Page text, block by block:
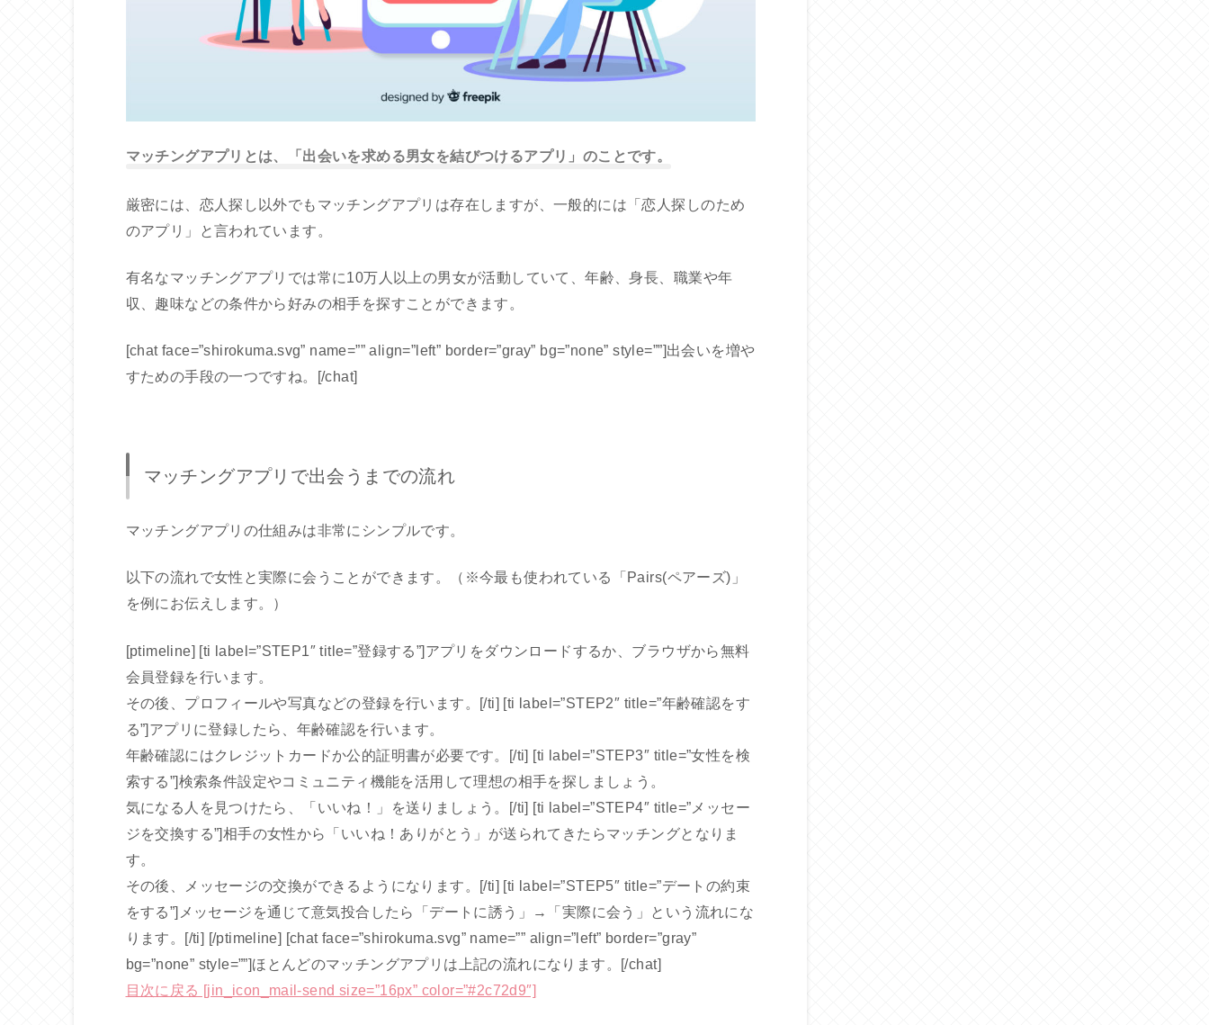
マッチングアプリとは、「出会いを求める男女を結びつけるアプリ」のことです。
厳密には、恋人探し以外でもマッチングアプリは存在しますが、一般的には「恋人探しのため
のアプリ」と言われています。
有名なマッチングアプリでは常に10万人以上の男女が活動していて、年齢、身長、職業や年
収、趣味などの条件から好みの相手を探すことができます。
[chat face=”shirokuma.svg” name=”” align=”left” border=”gray” bg=”none” style=””]出会いを増や
すための手段の一つですね。[/chat]
マッチングアプリで出会うまでの流れ
マッチングアプリの仕組みは非常にシンプルです。
以下の流れで女性と実際に会うことができます。（※今最も使われている「Pairs(ペアーズ)」
を例にお伝えします。）
[ptimeline] [ti label=”STEP1″ title=”登録する”]アプリをダウンロードするか、ブラウザから無料
会員登録を行います。
その後、プロフィールや写真などの登録を行います。[/ti] [ti label=”STEP2″ title=”年齢確認をす
る”]アプリに登録したら、年齢確認を行います。
年齢確認にはクレジットカードか公的証明書が必要です。[/ti] [ti label=”STEP3″ title=”女性を検
索する”]検索条件設定やコミュニティ機能を活用して理想の相手を探しましょう。
気になる人を見つけたら、「いいね！」を送りましょう。[/ti] [ti label=”STEP4″ title=”メッセー
ジを交換する”]相手の女性から「いいね！ありがとう」が送られてきたらマッチングとなりま
す。
その後、メッセージの交換ができるようになります。[/ti] [ti label=”STEP5″ title=”デートの約束
をする”]メッセージを通じて意気投合したら「デートに誘う」→「実際に会う」という流れにな
ります。[/ti] [/ptimeline] [chat face=”shirokuma.svg” name=”” align=”left” border=”gray”
bg=”none” style=””]ほとんどのマッチングアプリは上記の流れになります。[/chat]
目次に戻る [jin_icon_mail-send size=”16px” color=”#2c72d9″]